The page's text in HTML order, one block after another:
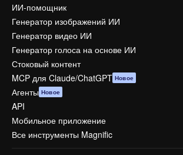
ИИ-помощник
Генератор изображений ИИ
Генератор видео ИИ
Генератор голоса на основе ИИ
Стоковый контент
MCP для Claude/ChatGPT Новое
Агенты Новое
API
Мобильное приложение
Все инструменты Magnific